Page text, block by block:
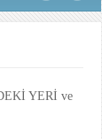
YERİ ve